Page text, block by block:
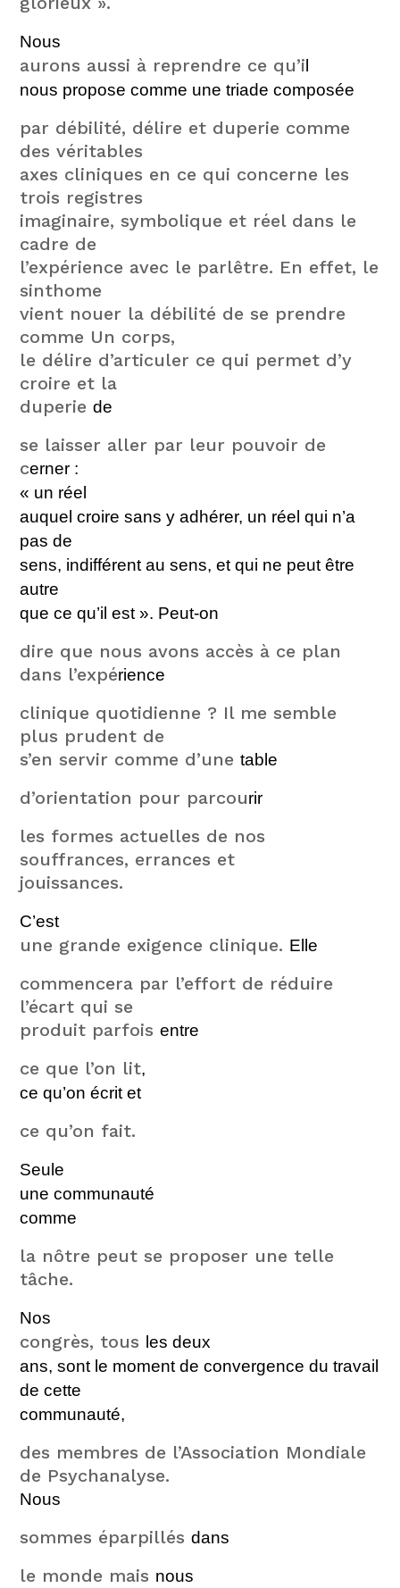
Nous
aurons aussi à reprendre ce qu’i
nous propose comme une triadecomposée
par débilité, délire et duperie comme
des véritables
axes cliniques en ce qui concerne les
trois registres
imaginaire, symbolique et réel dans le
cadre de
l’expérience avec le parlêtre. En effet, le
sinthome
vient nouer la débilité de se prendre
comme Un corps,
le délire d’articuler ce qui permet d’y
croire et la
duperiede
se laisser aller par leur pouvoir de
cerner :
« un réel
auquel croire sans y adhérer, un réel qui n’a
pas de
sens, indifférent au sens, et qui ne peut être
autre
que ce qu’il est ». Peut-on
dire que nous avons accès à ce plan
dans l’expérience
clinique quotidienne ? Il me semble
plus prudent de
s’en servir comme d’unetable
d’orientation pour parcourir
les formes actuelles de nos
souffrances, errances et
jouissances.
C’est
une grande exigence clinique. Elle
commencera par l’effort de réduire
l’écart qui se
produit parfoisentre
ce que l’on lit,
ce qu’on écritet
ce qu’on fait.
Seule
une communauté
comme
la nôtre peut se proposer une telle
tâche.
Nos
congrès, tous les deux
ans, sont le moment de convergence du travail
de cette
communauté,
des membres de l’Association Mondiale
de Psychanalyse.
Nous
sommes éparpillésdans
le monde mais nous